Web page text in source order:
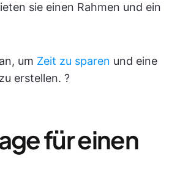
sie einen Rahmen und ein
um Zeit zu sparen und eine
erstellen. ?
für einen